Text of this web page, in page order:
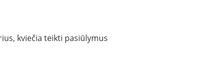
kviečia teikti pasiūlymus